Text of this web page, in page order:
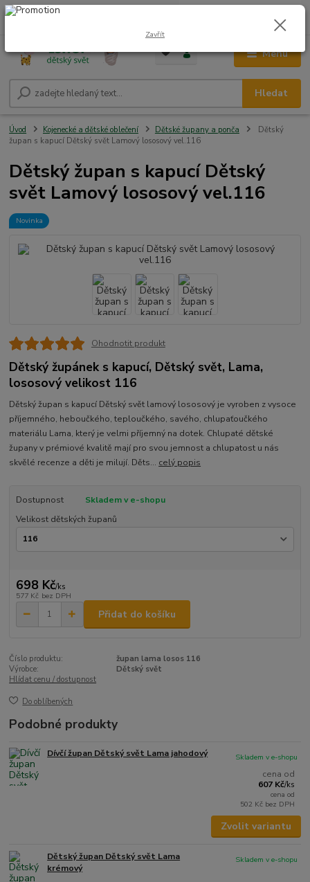
Menu
Hledat
+420 604 278 943 0,00 Kč
Úvod Kojenecké a dětské oblečení Dětské župany a ponča
Dětský
župan s kapucí Dětský svět Lamový lososový vel.116
Dětský župan s kapucí Dětský
svět Lamový lososový vel.116
Novinka
Ohodnotit produkt
Dětský župánek s kapucí, Dětský svět, Lama,
lososový velikost 116
Dětský župan s kapucí Dětský svět lamový lososový je vyroben z vysoce
příjemného, heboučkého, teploučkého, savého, chlupaťoučkého
materiálu Lama, který je velmi příjemný na dotek. Chlupaté dětské
župany v prémiové kvalitě mají pro svou jemnost a chlupatost u nás
skvělé recenze a děti je milují. Děts... celý popis
Dostupnost
Skladem v e-shopu
Velikost dětských županů
698 Kč/ks
577 Kč bez DPH
Přidat do košíku
Číslo produktu:
župan lama losos 116
Výrobce:
Dětský svět
Hlídat cenu / dostupnost
Do oblíbených
Podobné produkty
Dívčí župan Dětský svět Lama jahodový
cena od
607 Kč/ks
cena od
502 Kč bez DPH
Skladem v e-shopu
Zvolit variantu
Dětský župan Dětský svět Lama
krémový
Skladem v e-shopu
Zavřít